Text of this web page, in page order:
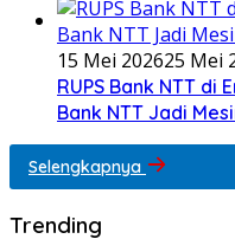
15 Mei 202625 Mei
RUPS Bank NTT di
Bank NTT Jadi
Selengkapnya
Trending